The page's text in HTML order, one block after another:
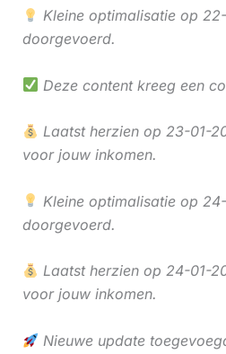
Kleine optimalisatie op
doorgevoerd.
Deze content kreeg een
Laatst herzien op 23-01-
voor jouw inkomen.
Kleine optimalisatie op
doorgevoerd.
Laatst herzien op 24-01-
voor jouw inkomen.
Nieuwe update